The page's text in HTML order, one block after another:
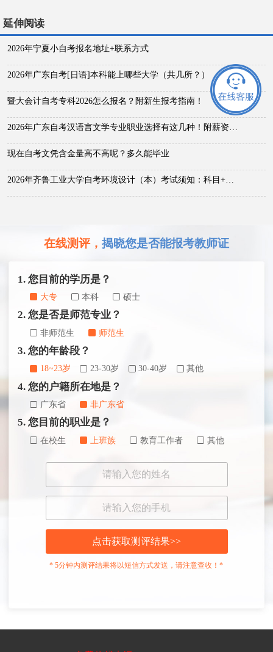
延伸阅读
2026年宁夏小自考报名地址+联系方式
2026年广东自考[日语]本科能上哪些大学（共几所？）
暨大会计自考专科2026怎么报名？附新生报考指南！
现在自考文凭含金量高不高呢？多久能毕业
2026年齐鲁工业大学自考环境设计（本）考试须知：科目+入口+费用
在线测评， 揭晓您是否能报考教师证
1. 您目前的学历是？
大专 本科 硕士
2. 您是否是师范专业？
非师范生 师范生
3. 您的年龄段？
18~23岁 23-30岁 30-40岁 其他
4. 您的户籍所在地是？
广东省 非广东省
5. 您目前的职业是？
在校生 上班族 教育工作者 其他
点击获取测评结果>>
* 5分钟内测评结果将以短信方式发送，请注意查收！*